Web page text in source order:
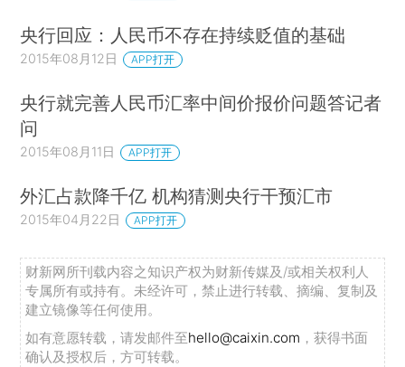
央行回应：人民币不存在持续贬值的基础
2015年08月12日 APP打开
央行就完善人民币汇率中间价报价问题答记者
问
2015年08月11日 APP打开
外汇占款降千亿 机构猜测央行干预汇市
2015年04月22日 APP打开
财新网所刊载内容之知识产权为财新传媒及/或相关权利人
专属所有或持有。未经许可，禁止进行转载、摘编、复制及
建立镜像等任何使用。
如有意愿转载，请发邮件至hello@caixin.com ，获得书面
确认及授权后，方可转载。